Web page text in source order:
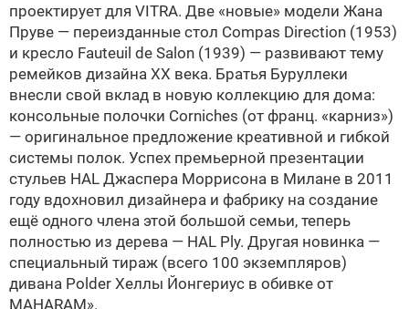
проектирует для VITRA. Две «новые» модели Жана
Пруве — переизданные стол Compas Direction (1953)
и кресло Fauteuil de Salon (1939) — развивают тему
ремейков дизайна XX века. Братья Буруллеки
внесли свой вклад в новую коллекцию для дома:
консольные полочки Corniches (от франц. «карниз»)
— оригинальное предложение креативной и гибкой
системы полок. Успех премьерной презентации
стульев HAL Джаспера Моррисона в Милане в 2011
году вдохновил дизайнера и фабрику на создание
ещё одного члена этой большой семьи, теперь
полностью из дерева — HAL Ply. Другая новинка —
специальный тираж (всего 100 экземпляров)
дивана Polder Хеллы Йонгериус в обивке от
MAHARAM».